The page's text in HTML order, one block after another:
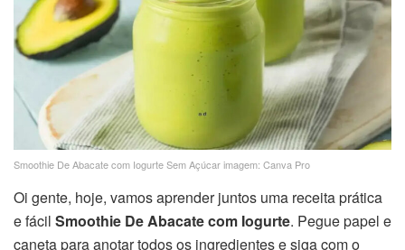
Smoothie De Abacate com Iogurte Sem Açúcar imagem: Canva Pro
Oi gente, hoje, vamos aprender juntos uma receita prática
e fácil Smoothie De Abacate com Iogurte. Pegue papel e
caneta para anotar todos os ingredientes e siga com o